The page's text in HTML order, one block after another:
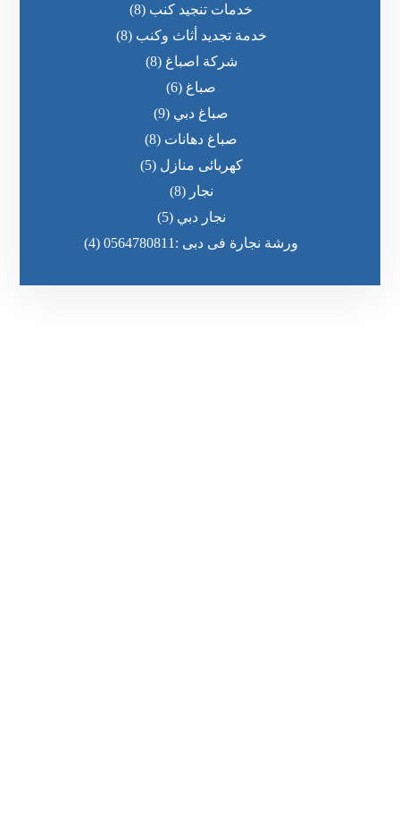
خدمات تنجيد كنب (8)
خدمة تجديد أثاث وكنب (8)
شركة اصباغ (8)
صباغ (6)
صباغ دبي (9)
صباغ دهانات (8)
كهربائى منازل (5)
نجار (8)
نجار دبي (5)
ورشة نجارة فى دبى :0564780811
(4)